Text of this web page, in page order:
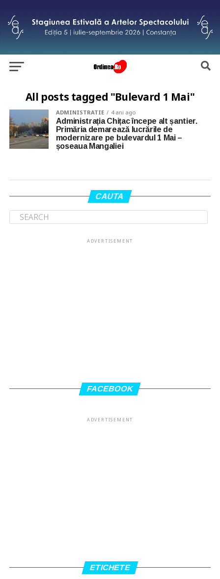
All posts tagged "Bulevard 1 Mai"
ADMINISTRATIE 4 ani ago
Administrația Chițac începe alt șantier.
Primăria demarează lucrările de
modernizare pe bulevardul 1 Mai –
șoseaua Mangaliei
CAUTA
ADVERTISEMENT
FACEBOOK
ADVERTISEMENT
ETICHETE